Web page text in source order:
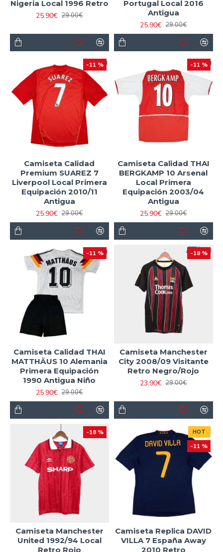
Nigeria Local 1996 Retro
25.90€ 29.00€
Portugal Local 2016
Antigua
25.90€ 29.00€
-11 %
Camiseta Calidad
Premium SUAREZ 7
Liverpool Local Primera
Equipación 2010/11
Antigua
25.90€ 29.00€
-11 %
Camiseta Calidad THAI
BERGKAMP 10 Arsenal
Local Primera
Equipación 2003/04
Antigua
25.90€ 29.00€
-11 %
Camiseta Calidad THAI
MATTHÄUS 10 Alemania
Primera Equipación
1990 Antigua Niño
25.90€ 29.00€
-18 %
Camiseta Manchester
City 2008/09 Visitante
Retro Negro/Rojo
23.90€ 29.00€
-18 %
Camiseta Manchester
United 1992/94 Local
Retro Rojo
HOT
-11 %
Camiseta Replica DAVID
VILLA 7 España Away
2010 Retro